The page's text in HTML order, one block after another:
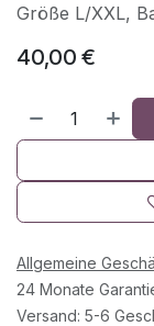
Größe L/XXL,
40,00 €
Allgemeine
24 Monate
Versand: 5-6